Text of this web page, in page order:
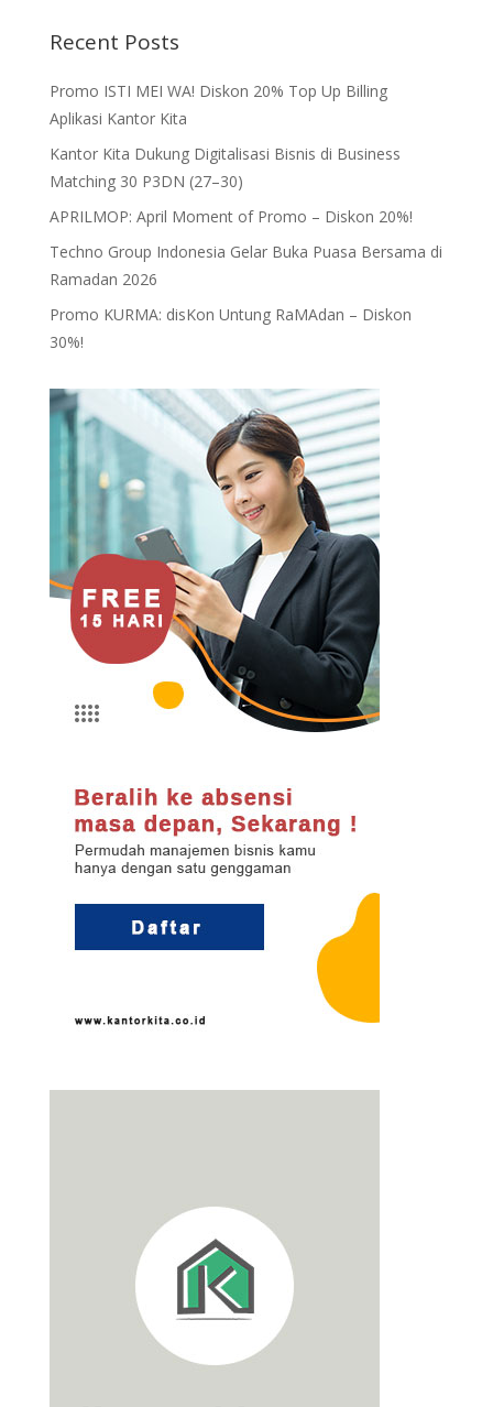
Recent Posts
Promo ISTI MEI WA! Diskon 20% Top Up Billing
Aplikasi Kantor Kita
Kantor Kita Dukung Digitalisasi Bisnis di Business
Matching 30 P3DN (27–30)
APRILMOP: April Moment of Promo – Diskon 20%!
Techno Group Indonesia Gelar Buka Puasa Bersama di
Ramadan 2026
Promo KURMA: disKon Untung RaMAdan – Diskon
30%!